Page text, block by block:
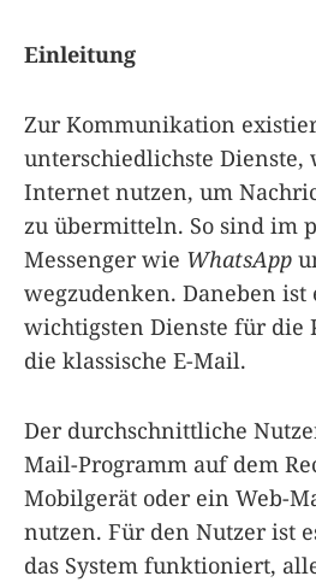
Einleitung
Zur Kommunikation
unterschiedlichste Dienste,
Internet nutzen, um
zu übermitteln. So sind im
Messenger wie WhatsApp
wegzudenken. Daneben ist
wichtigsten Dienste für die
die klassische E-Mail.
Der durchschnittliche
Mail-Programm auf dem
Mobilgerät oder ein Web-
nutzen. Für den Nutzer ist
das System funktioniert,